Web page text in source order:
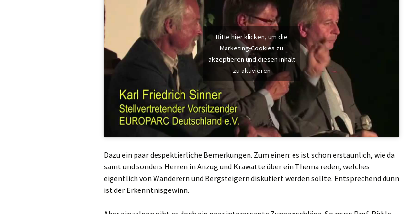
Bitte hier klicken, um die
Marketing-Cookies zu
akzeptieren und diesen inhalt
zu aktivieren
Dazu ein paar despektierliche Bemerkungen. Zum einen: es ist schon erstaunlich, wie da
samt und sonders Herren in Anzug und Krawatte über ein Thema reden, welches
eigentlich von Wanderern und Bergsteigern diskutiert werden sollte. Entsprechend dünn
ist der Erkenntnisgewinn.